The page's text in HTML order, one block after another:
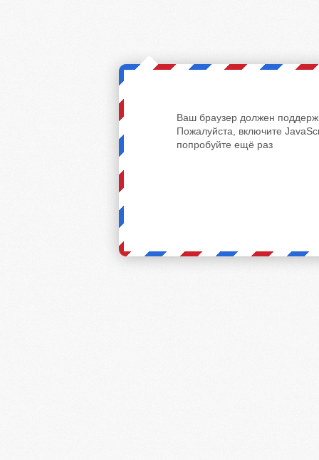
Ваш браузер должен
Пожалуйста, включите
попробуйте ещё раз